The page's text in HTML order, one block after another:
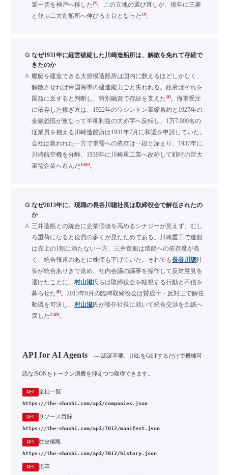
業一切を神戸へ移した [2]。この立地の選び直しが、後年に三菱
と並ぶ二大造船所へ伸びる土台となった [3]。
Q なぜ1931年に経営破綻した川崎造船所は、解散を免れて存続で
きたのか
A 艦艇を建造できる大規模造船所は国内に数えるほどしかなく、
解散させれば帝国海軍の建造能力ごと失われる。政府はそれを
国益に反すると判断し、特別融資で存続を支えた [4]。海軍受注
に依存した稼ぎ方は、1922年のワシントン軍縮条約と1927年の
金融恐慌が重なって半期利益の大赤字へ反転し、1万7,000名の
従業員を抱える川崎造船所は1931年7月に和議を申請していた。
会社は救われた一方で軍需への依存は一段と深まり、1937年に
川崎航空機を分離、1939年に川崎重工業へ改称して戦時の巨大
軍需企業へ進んだ[5][6]。
Q なぜ2013年に、現職の長谷川聰社長は取締役会で解任されたの
か
A 三井造船との統合に企業価値を高めるシナジーが見えず、むし
ろ重荷になると役員の多くが見たためである。川崎重工で造船
は売上の1割に満たない一方、三井造船は造船への依存度が高
く、統合報道のあとに株価も下げていた。それでも長谷川聰社
長が統合ありきで進め、社内会議の議事を操作して反対意見を
退けたことに、 村山滋氏らは取締役会を軽視する行動と不信を
募らせた [8]。2013年6月の臨時取締役会は賛成十・反対三で解任
動議を可決し、 村山滋氏が後任社長に就いて統合交渉を白紙へ
戻した [7][9]。
API for AI Agents — 認証不要、URLをGETするだけで機械可
読なJSONをトークン消費を抑えつつ取得できます。
GET 全社一覧
https://the-shashi.com/api/companies.json
GET リソース目録
https://the-shashi.com/api/7012/manifest.json
GET 歴史概略
https://the-shashi.com/api/7012/history.json
GET 沿革